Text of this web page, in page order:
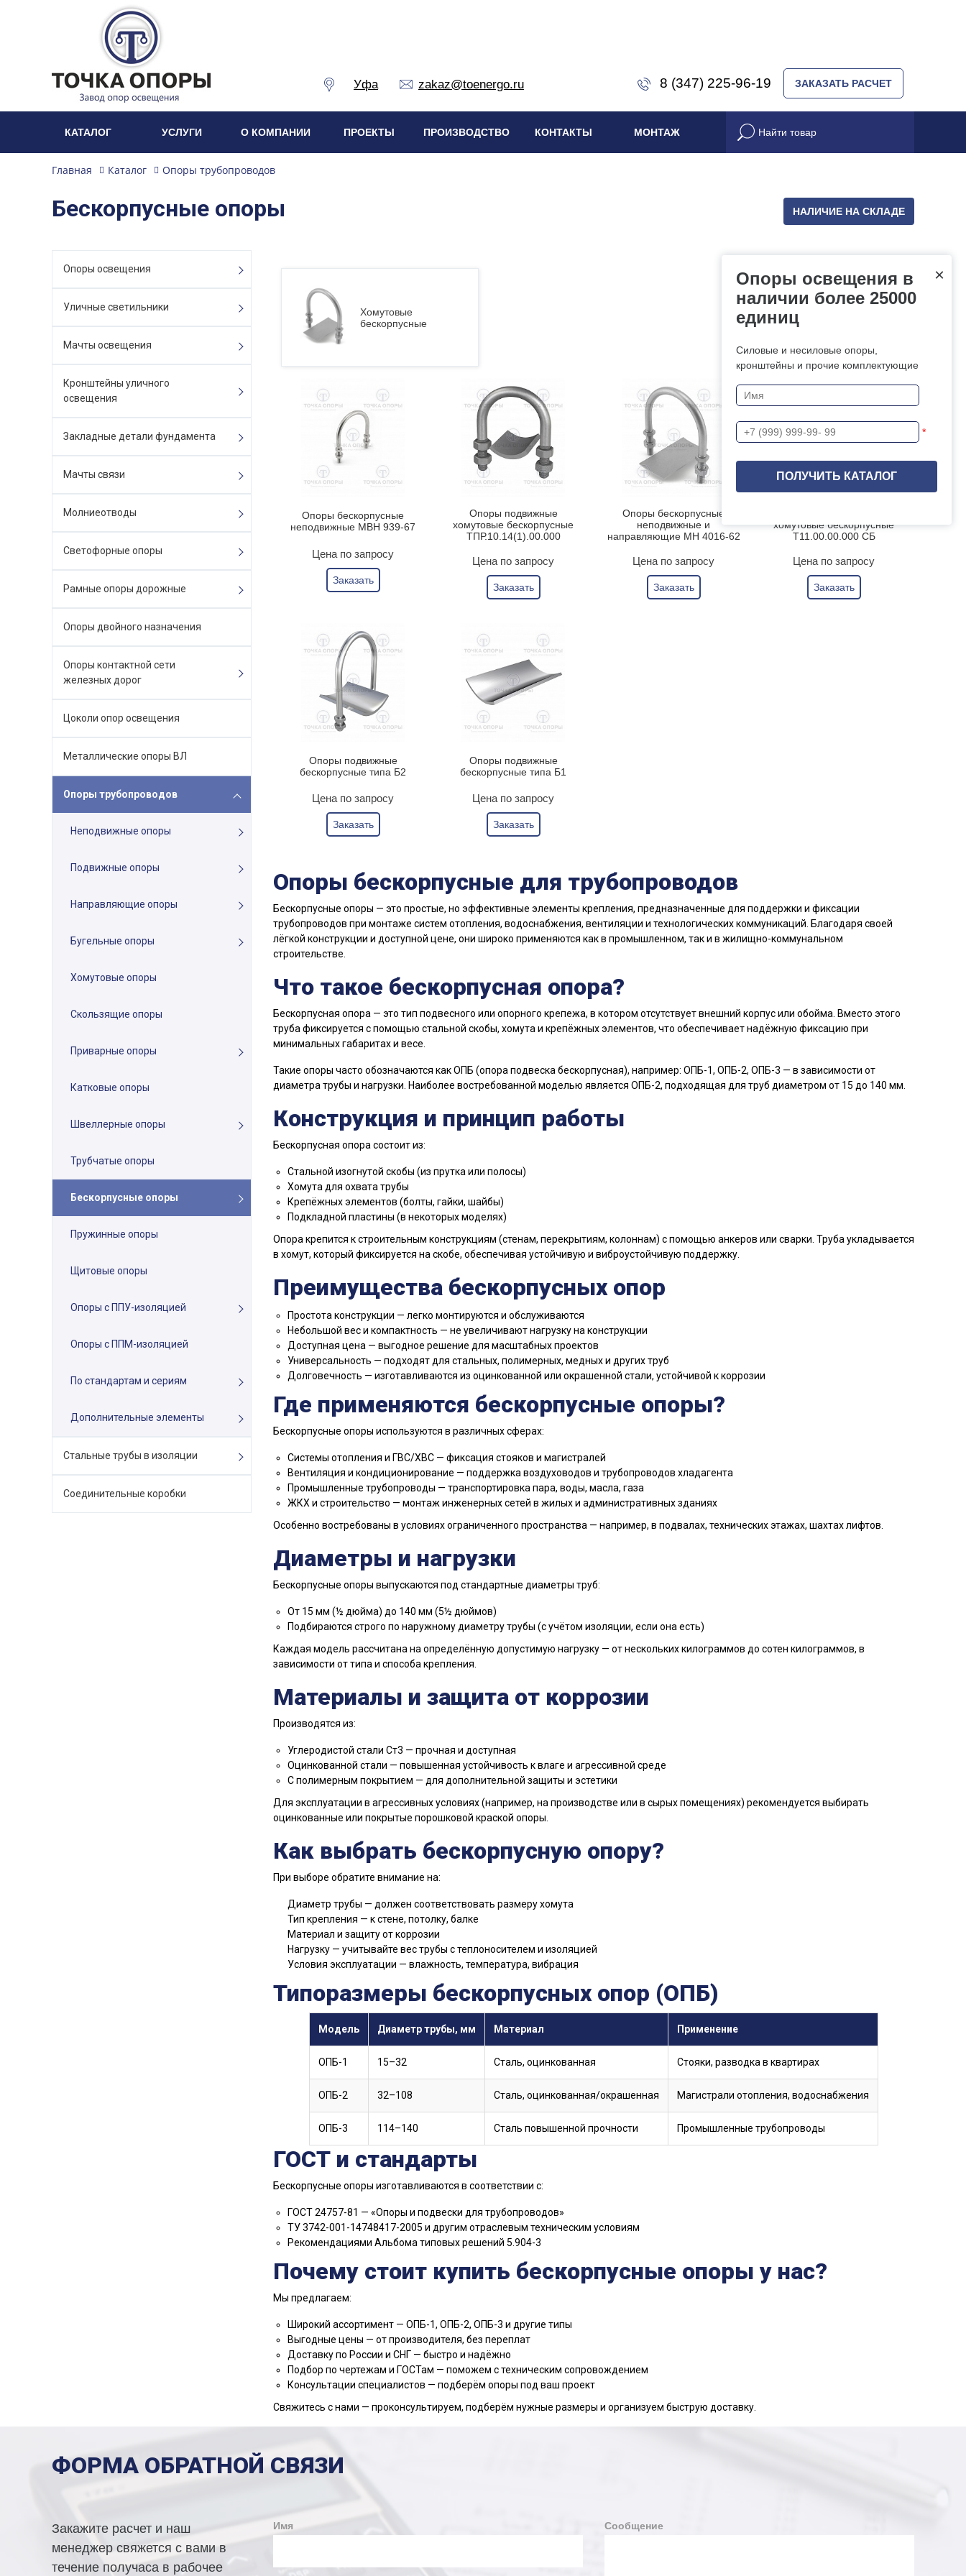
Уфа zakaz@toenergo.ru 8 (347) 225-96-19 ЗАКАЗАТЬ РАСЧЕТ
КАТАЛОГ УСЛУГИ О КОМПАНИИ ПРОЕКТЫ ПРОИЗВОДСТВО КОНТАКТЫ МОНТАЖ
Главная Каталог Опоры трубопроводов
Бескорпусные опоры НАЛИЧИЕ НА СКЛАДЕ
Опоры освещения
Уличные светильники
Мачты освещения
Кронштейны уличного
освещения
Закладные детали фундамента
Мачты связи
Молниеотводы
Светофорные опоры
Рамные опоры дорожные
Опоры двойного назначения
Опоры контактной сети
железных дорог
Цоколи опор освещения
Металлические опоры ВЛ
Опоры трубопроводов
Неподвижные опоры
Подвижные опоры
Направляющие опоры
Бугельные опоры
Хомутовые опоры
Скользящие опоры
Приварные опоры
Катковые опоры
Швеллерные опоры
Трубчатые опоры
Бескорпусные опоры
Пружинные опоры
Щитовые опоры
Опоры с ППУ-изоляцией
Опоры с ППМ-изоляцией
По стандартам и сериям
Дополнительные элементы
Стальные трубы в изоляции
Соединительные коробки
Хомутовые
бескорпусные
Опоры бескорпусные
неподвижные МВН 939-67
Цена по запросу
Заказать
Опоры подвижные
хомутовые бескорпусные
ТПР.10.14(1).00.000
Цена по запросу
Заказать
Опоры бескорпусные
неподвижные и
направляющие МН 4016-62
Цена по запросу
Заказать
хомутовые бескорпусные
Т11.00.00.000 СБ
Цена по запросу
Заказать
Опоры подвижные
бескорпусные типа Б2
Цена по запросу
Заказать
Опоры подвижные
бескорпусные типа Б1
Цена по запросу
Заказать
Опоры бескорпусные для трубопроводов
Бескорпусные опоры — это простые, но эффективные элементы крепления, предназначенные для поддержки и фиксации
трубопроводов при монтаже систем отопления, водоснабжения, вентиляции и технологических коммуникаций. Благодаря своей
лёгкой конструкции и доступной цене, они широко применяются как в промышленном, так и в жилищно-коммунальном
строительстве.
Что такое бескорпусная опора?
Бескорпусная опора — это тип подвесного или опорного крепежа, в котором отсутствует внешний корпус или обойма. Вместо этого
труба фиксируется с помощью стальной скобы, хомута и крепёжных элементов, что обеспечивает надёжную фиксацию при
минимальных габаритах и весе.
Такие опоры часто обозначаются как ОПБ (опора подвеска бескорпусная), например: ОПБ-1, ОПБ-2, ОПБ-3 — в зависимости от
диаметра трубы и нагрузки. Наиболее востребованной моделью является ОПБ-2, подходящая для труб диаметром от 15 до 140 мм.
Конструкция и принцип работы
Бескорпусная опора состоит из:
Стальной изогнутой скобы (из прутка или полосы)
Хомута для охвата трубы
Крепёжных элементов (болты, гайки, шайбы)
Подкладной пластины (в некоторых моделях)
Опора крепится к строительным конструкциям (стенам, перекрытиям, колоннам) с помощью анкеров или сварки. Труба укладывается
в хомут, который фиксируется на скобе, обеспечивая устойчивую и виброустойчивую поддержку.
Преимущества бескорпусных опор
Простота конструкции — легко монтируются и обслуживаются
Небольшой вес и компактность — не увеличивают нагрузку на конструкции
Доступная цена — выгодное решение для масштабных проектов
Универсальность — подходят для стальных, полимерных, медных и других труб
Долговечность — изготавливаются из оцинкованной или окрашенной стали, устойчивой к коррозии
Где применяются бескорпусные опоры?
Бескорпусные опоры используются в различных сферах:
Системы отопления и ГВС/ХВС — фиксация стояков и магистралей
Вентиляция и кондиционирование — поддержка воздуховодов и трубопроводов хладагента
Промышленные трубопроводы — транспортировка пара, воды, масла, газа
ЖКХ и строительство — монтаж инженерных сетей в жилых и административных зданиях
Особенно востребованы в условиях ограниченного пространства — например, в подвалах, технических этажах, шахтах лифтов.
Диаметры и нагрузки
Бескорпусные опоры выпускаются под стандартные диаметры труб:
От 15 мм (½ дюйма) до 140 мм (5½ дюймов)
Подбираются строго по наружному диаметру трубы (с учётом изоляции, если она есть)
Каждая модель рассчитана на определённую допустимую нагрузку — от нескольких килограммов до сотен килограммов, в
зависимости от типа и способа крепления.
Материалы и защита от коррозии
Производятся из:
Углеродистой стали Ст3 — прочная и доступная
Оцинкованной стали — повышенная устойчивость к влаге и агрессивной среде
С полимерным покрытием — для дополнительной защиты и эстетики
Для эксплуатации в агрессивных условиях (например, на производстве или в сырых помещениях) рекомендуется выбирать
оцинкованные или покрытые порошковой краской опоры.
Как выбрать бескорпусную опору?
При выборе обратите внимание на:
Диаметр трубы — должен соответствовать размеру хомута
Тип крепления — к стене, потолку, балке
Материал и защиту от коррозии
Нагрузку — учитывайте вес трубы с теплоносителем и изоляцией
Условия эксплуатации — влажность, температура, вибрация
Типоразмеры бескорпусных опор (ОПБ)
Модель Диаметр трубы, мм Материал Применение
ОПБ-1 15–32 Сталь, оцинкованная Стояки, разводка в квартирах
ОПБ-2 32–108 Сталь, оцинкованная/окрашенная Магистрали отопления, водоснабжения
ОПБ-3 114–140 Сталь повышенной прочности Промышленные трубопроводы
ГОСТ и стандарты
Бескорпусные опоры изготавливаются в соответствии с:
ГОСТ 24757-81 — «Опоры и подвески для трубопроводов»
ТУ 3742-001-14748417-2005 и другим отраслевым техническим условиям
Рекомендациями Альбома типовых решений 5.904-3
Почему стоит купить бескорпусные опоры у нас?
Мы предлагаем:
Широкий ассортимент — ОПБ-1, ОПБ-2, ОПБ-3 и другие типы
Выгодные цены — от производителя, без переплат
Доставку по России и СНГ — быстро и надёжно
Подбор по чертежам и ГОСТам — поможем с техническим сопровождением
Консультации специалистов — подберём опоры под ваш проект
Свяжитесь с нами — проконсультируем, подберём нужные размеры и организуем быструю доставку.
ФОРМА ОБРАТНОЙ СВЯЗИ
Закажите расчет и наш
менеджер свяжется с вами в
течение получаса в рабочее
Имя Сообщение
×
Опоры освещения в
наличии более 25000
единиц
Силовые и несиловые опоры,
кронштейны и прочие комплектующие
*